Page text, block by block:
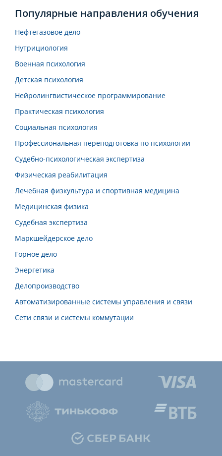
Популярные направления обучения
Нефтегазовое дело
Нутрициология
Военная психология
Детская психология
Нейролингвистическое программирование
Практическая психология
Социальная психология
Профессиональная переподготовка по психологии
Судебно-психологическая экспертиза
Физическая реабилитация
Лечебная физкультура и спортивная медицина
Медицинская физика
Судебная экспертиза
Маркшейдерское дело
Горное дело
Энергетика
Делопроизводство
Автоматизированные системы управления и связи
Сети связи и системы коммутации